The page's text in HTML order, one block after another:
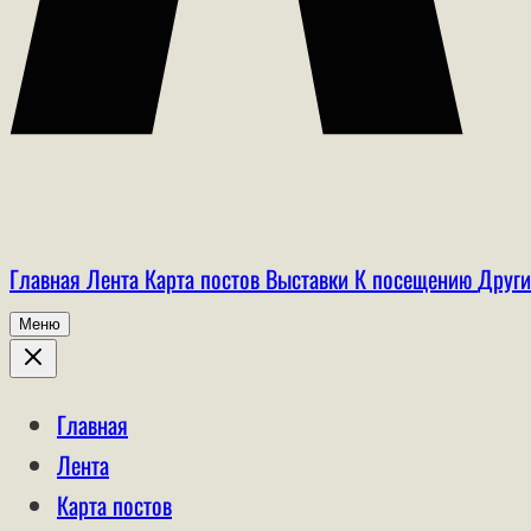
Главная Лента Карта постов Выставки К посещению
Меню
Главная
Лента
Карта постов